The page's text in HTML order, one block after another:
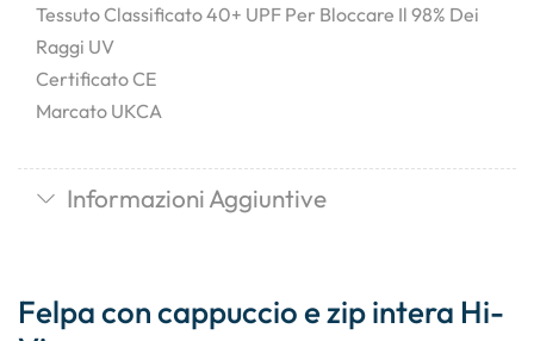
Tessuto Classificato 40+ UPF Per Bloccare Il 98% Dei
Raggi UV
Certificato CE
Marcato UKCA
Informazioni Aggiuntive
Felpa con cappuccio e zip intera Hi-